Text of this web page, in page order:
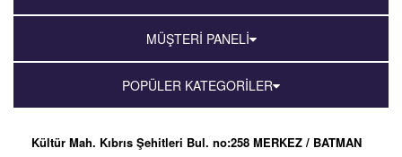
MÜŞTERİ PANELİ
POPÜLER KATEGORİLER
Kültür Mah. Kıbrıs Şehitleri Bul. no:258 MERKEZ / BATMAN